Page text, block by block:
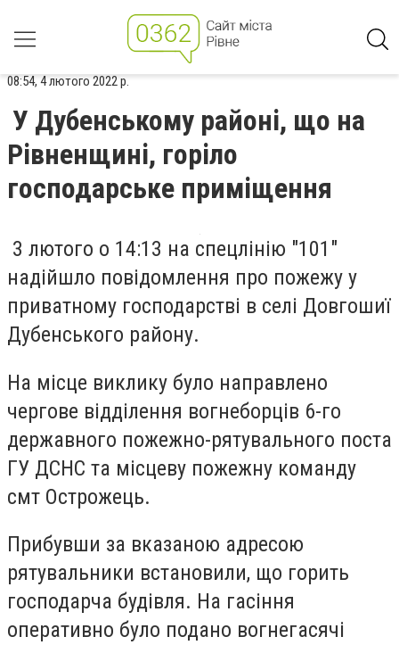
08:54, 4 лютого 2022 р.
У Дубенському районі, що на
Рівненщині, горіло
господарське приміщення
3 лютого о 14:13 на спецлінію "101"
надійшло повідомлення про пожежу у
приватному господарстві в селі Довгошиї
Дубенського району.
На місце виклику було направлено
чергове відділення вогнеборців 6-го
державного пожежно-рятувального поста
ГУ ДСНС та місцеву пожежну команду
смт Острожець.
Прибувши за вказаною адресою
рятувальники встановили, що горить
господарча будівля. На гасіння
оперативно було подано вогнегасячі